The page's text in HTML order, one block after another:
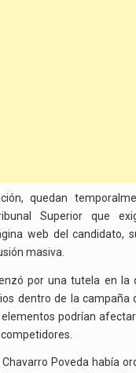
quedan
Superior que
web del candidato,
masiva.
por una tutela en la
dentro de la campaña
podrían
Poveda había